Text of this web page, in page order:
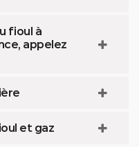
fioul à
appelez
et gaz